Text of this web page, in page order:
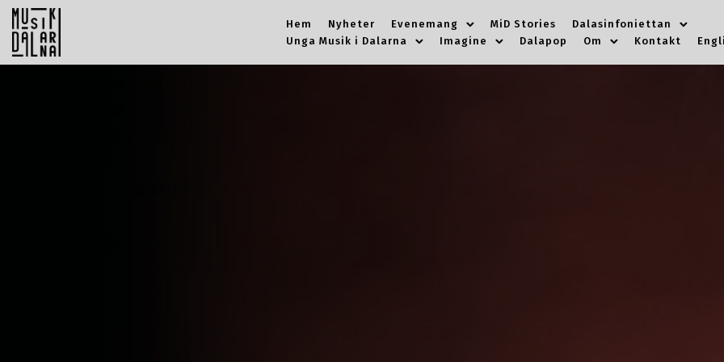
Hem Nyheter Evenemang MiD Stories
Dalasinfoniettan
Unga Musik i Dalarna
Imagine Dalapop Om Kontakt